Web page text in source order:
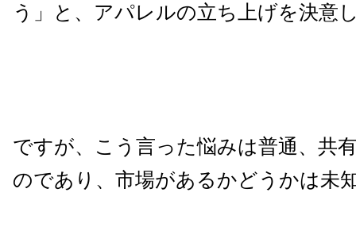
う」と、アパレルの立ち上げを決意
ですが、こう言った悩みは普通、共
のであり、市場があるかどうかは未